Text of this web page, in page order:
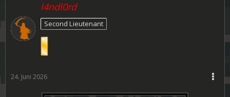
l4ndl0rd
Second Lieutenant
24. Juni 2026